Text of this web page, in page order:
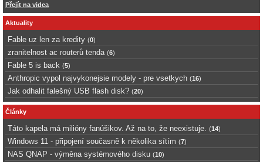
Přejít na videa
Aktuality
Fable uz len za kredity (0)
zranitelnost ac routerů tenda (6)
Fable 5 is back (5)
Anthropic vypol najvykonejsie modely - pre vsetkych (16)
Jak odhalit falešný USB flash disk? (20)
Články
Táto kapela má milióny fanúšikov. Až na to, že neexistuje. (14)
Windows 11 - připojení současně k několika sítím (7)
NAS QNAP - výměna systémového disku (10)